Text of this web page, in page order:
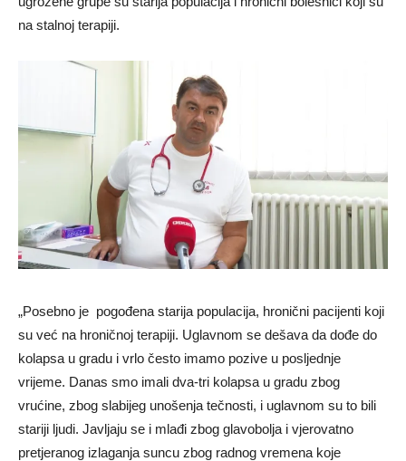
na stalnoj terapiji.
„Posebno je pogođena starija populacija, hronični pacijenti koji
su već na hroničnoj terapiji. Uglavnom se dešava da dođe do
kolapsa u gradu i vrlo često imamo pozive u posljednje
vrijeme. Danas smo imali dva-tri kolapsa u gradu zbog
vrućine, zbog slabijeg unošenja tečnosti, i uglavnom su to bili
stariji ljudi. Javljaju se i mlađi zbog glavobolja i vjerovatno
pretjeranog izlaganja suncu zbog radnog vremena koje